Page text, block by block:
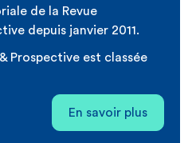
de la Revue
depuis janvier 2011.
Prospective est classée
En savoir plus